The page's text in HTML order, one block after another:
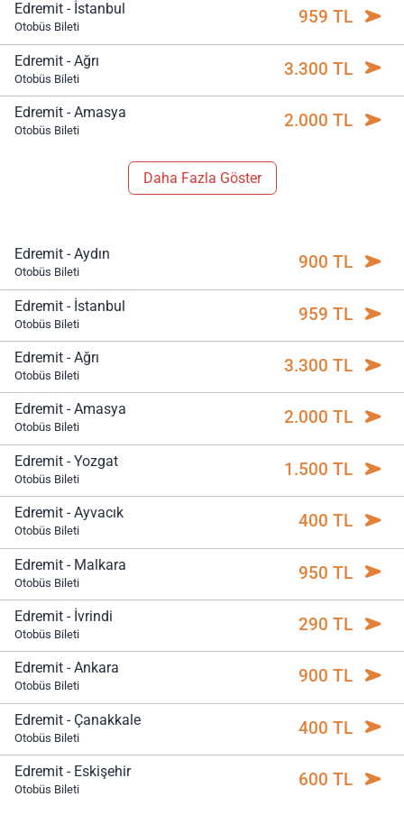
Edremit - İstanbul
Otobüs Bileti 959 TL
Edremit - Ağrı
Otobüs Bileti 3.300 TL
Edremit - Amasya
Otobüs Bileti 2.000 TL
Daha Fazla Göster
Edremit - Aydın
Otobüs Bileti 900 TL
Edremit - İstanbul
Otobüs Bileti 959 TL
Edremit - Ağrı
Otobüs Bileti 3.300 TL
Edremit - Amasya
Otobüs Bileti 2.000 TL
Edremit - Yozgat
Otobüs Bileti 1.500 TL
Edremit - Ayvacık
Otobüs Bileti 400 TL
Edremit - Malkara
Otobüs Bileti 950 TL
Edremit - İvrindi
Otobüs Bileti 290 TL
Edremit - Ankara
Otobüs Bileti 900 TL
Edremit - Çanakkale
Otobüs Bileti 400 TL
Edremit - Eskişehir
Otobüs Bileti 600 TL